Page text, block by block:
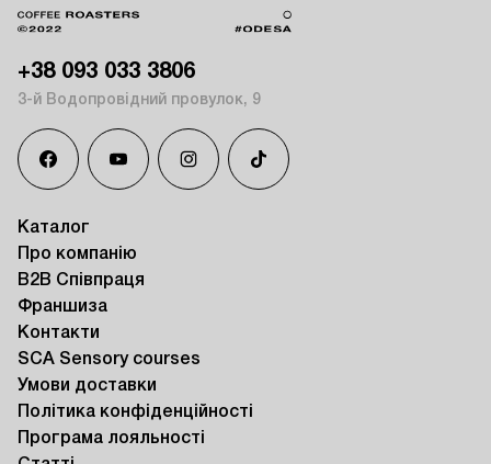
+38 093 033 3806
3-й Водопровідний провулок, 9
Каталог
Про компанію
B2B Співпраця
Франшиза
Контакти
SCA Sensory courses
Умови доставки
Політика конфіденційності
Програма лояльності